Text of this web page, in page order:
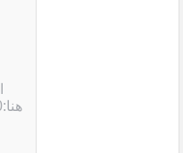
هنا:120X600